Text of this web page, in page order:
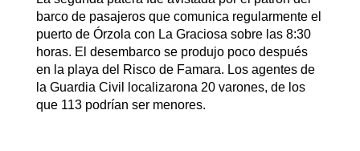
barco de pasajeros que comunica regularmente el
puerto de Órzola con La Graciosa sobre las 8:30
horas. El desembarco se produjo poco después
en la playa del Risco de Famara. Los agentes de
la Guardia Civil localizarona 20 varones, de los
que 113 podrían ser menores.